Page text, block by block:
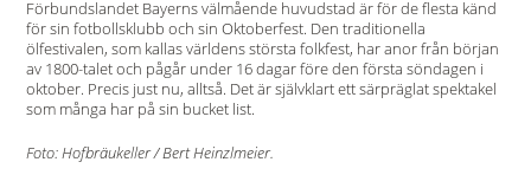
Förbundslandet Bayerns välmående huvudstad är för de flesta känd
för sin fotbollsklubb och sin Oktoberfest. Den traditionella
ölfestivalen, som kallas världens största folkfest, har anor från början
av 1800-talet och pågår under 16 dagar före den första söndagen i
oktober. Precis just nu, alltså. Det är självklart ett särpräglat spektakel
som många har på sin bucket list.
Foto: Hofbräukeller / Bert Heinzlmeier.